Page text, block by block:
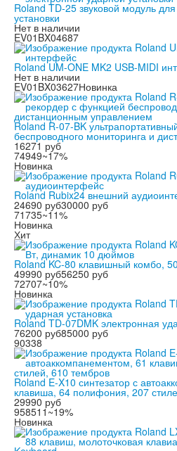
Roland TD-25 звуковой модуль
установки
Нет в наличии
EV01BX04687
Roland UM-ONE MK2 USB-MIDI
Нет в наличии
EV01BX03627Новинка
Roland R-07-BK
беспроводного мониторинга и
16271 руб
74949~17%
Новинка
Roland Rubix24 внешний
24690 руб30000 руб
71735~11%
Новинка
Хит
Roland KC-80 клавишный комбо,
49990 руб56250 руб
72707~10%
Новинка
Roland TD-07DMK электронная
76200 руб85000 руб
90338
Roland E-X10 синтезатор с
клавиша, 64 полифония, 207
29990 руб
958511~19%
Новинка